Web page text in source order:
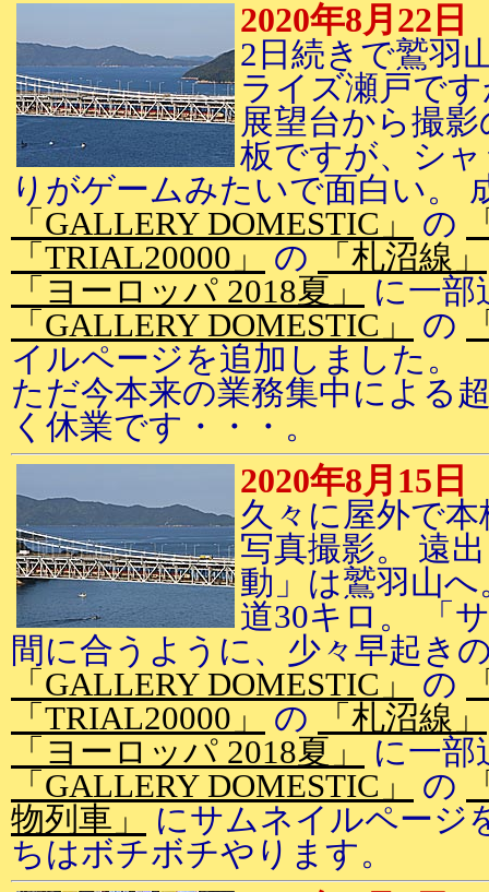
2020年8月22日
2日続きで鷲羽
ライズ瀬戸で
展望台から撮
板ですが、シ
りがゲームみたいで面白い。
「GALLERY DOMESTIC」
の
「TRIAL20000」
の 「札沼線」
「ヨーロッパ 2018夏」
に一部
「GALLERY DOMESTIC」
の
イルページを追加しました。
ただ今本来の業務集中による
く休業です・・・。
2020年8月15日
久々に屋外で
写真撮影。 遠
動」は鷲羽山
道30キロ。 「
間に合うように、少々早起き
「GALLERY DOMESTIC」
の
「TRIAL20000」
の 「札沼線」
「ヨーロッパ 2018夏」
に一部
「GALLERY DOMESTIC」
の
物列車」
にサムネイルページ
ちはボチボチやります。